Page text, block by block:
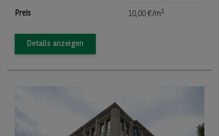
Preis 10,00 €/m2
Details anzeigen